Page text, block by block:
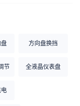
方向盘换挡
节 全液晶仪表盘